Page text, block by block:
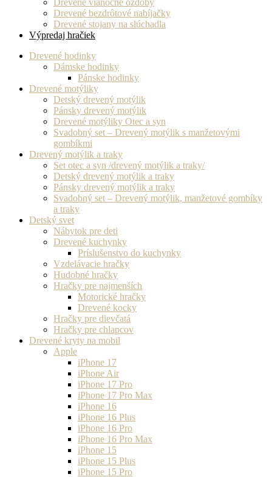
Drevené vianočné ozdoby
Drevené bezdrôtové nabíjačky
Drevené stojany na slúchadla
Výpredaj hračiek
Drevené hodinky
Dámske hodinky
Pánske hodinky
Drevené motýliky
Detský drevený motýlik
Pánsky drevený motýlik
Drevené motýliky Otec a syn
Svadobný set – Drevený motýlik s manžetovými
gombíkmi
Drevený motýlik a traky
Set otec a syn /drevený motýlik a traky/
Detský drevený motýlik a traky
Pánsky drevený motýlik a traky
Svadobný set – Drevený motýlik, manžetové gombíky
a traky
Detský svet
Nábytok pre deti
Drevené kuchynky
Príslušenstvo do kuchynky
Vzdelávacie hračky
Hudobné hračky
Hračky pre najmenších
Motorické hračky
Drevené kocky
Hračky pre dievčatá
Hračky pre chlapcov
Drevené kryty na mobil
Apple
iPhone 17
iPhone Air
iPhone 17 Pro
iPhone 17 Pro Max
iPhone 16
iPhone 16 Plus
iPhone 16 Pro
iPhone 16 Pro Max
iPhone 15
iPhone 15 Plus
iPhone 15 Pro